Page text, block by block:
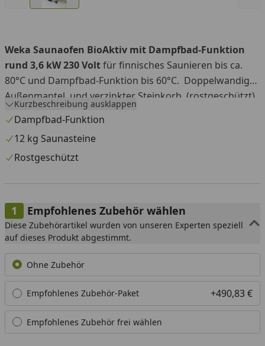
Weka Saunaofen BioAktiv mit Dampfbad-Funktion
rund 3,6 kW 230 Voltfür finnisches Saunieren bis ca.
80°C und Dampfbad-Funktion bis 60°C. Doppelwandiger
Außenmantel und verzinkter Steinkorb (rostgeschützt),
inkl. ca. 12 kg Saunasteine, Wandausführung mit
Standfuß. Geeignet für Kabinengrößen von 1-5 m³. Der
Ofen kann ohne Steuergerät nicht betrieben werden, ein
passendes Steuergerät finden Sie unter Zubehör.
Silikonkabelbedarf: Kabel E für Verbindung vom
Steuerungsmodul zum Ofen + Silikonkabel für
Stromanschluss
Kurzbeschreibung ausklappen
Dampfbad-Funktion
12 kg Saunasteine
Rostgeschützt
Empfohlenes Zubehör wählen
Diese Zubehörartikel wurden von unseren Experten speziell
auf dieses Produkt abgestimmt.
Ohne Zubehör
Empfohlenes Zubehör-Paket +490,83 €
Empfohlenes Zubehör frei wählen